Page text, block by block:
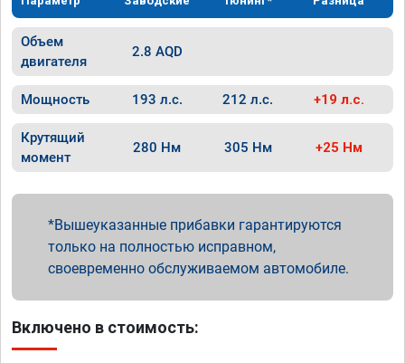
Объем
двигателя
2.8 AQD
Мощность 193 л.с. 212 л.с. +19 л.с.
Крутящий
момент
280 Нм 305 Нм +25 Нм
Вышеуказанные прибавки гарантируются
только на полностью исправном,
своевременно обслуживаемом автомобиле.
Включено в стоимость: